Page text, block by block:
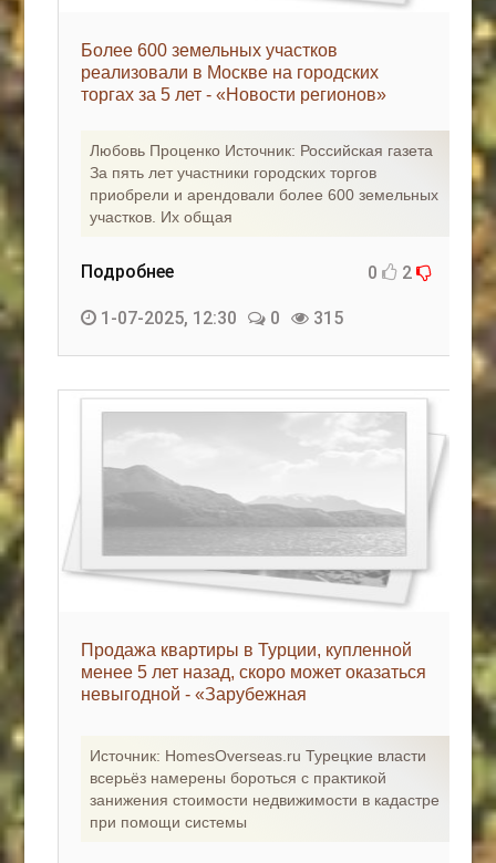
Более 600 земельных участков
реализовали в Москве на городских
торгах за 5 лет - «Новости регионов»
Любовь Проценко Источник: Российская газета
За пять лет участники городских торгов
приобрели и арендовали более 600 земельных
участков. Их общая
Подробнее 0 2
1-07-2025, 12:30 0 315
Продажа квартиры в Турции, купленной
менее 5 лет назад, скоро может оказаться
невыгодной - «Зарубежная
Источник: HomesOverseas.ru Турецкие власти
всерьёз намерены бороться с практикой
занижения стоимости недвижимости в кадастре
при помощи системы